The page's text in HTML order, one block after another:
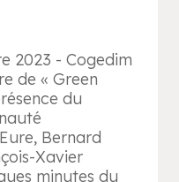
2023 - Cogedim
de « Green
du
Bernard
Xavier
minutes du